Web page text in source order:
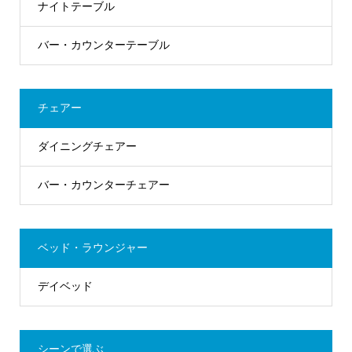
ナイトテーブル
バー・カウンターテーブル
チェアー
ダイニングチェアー
バー・カウンターチェアー
ベッド・ラウンジャー
デイベッド
シーンで選ぶ